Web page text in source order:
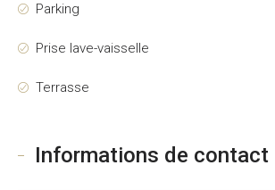
Parking
Prise lave-vaisselle
Terrasse
Informations de contact